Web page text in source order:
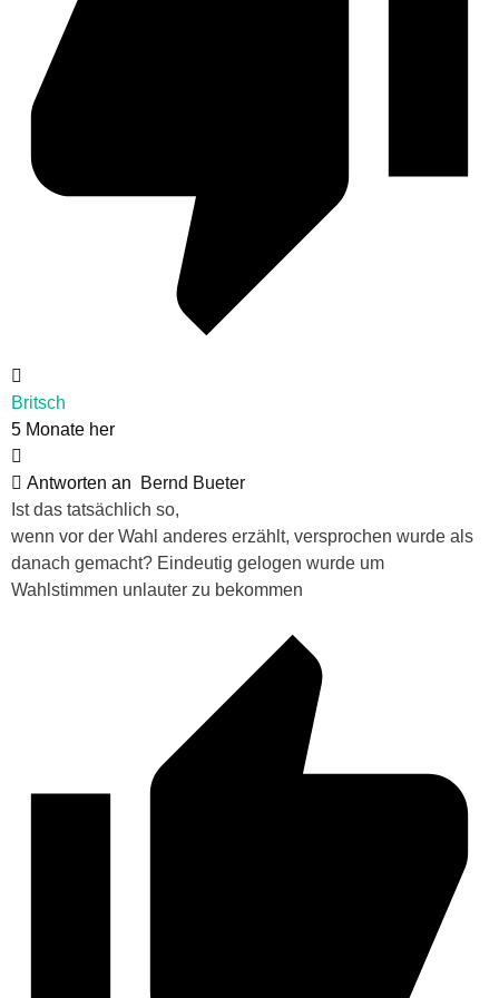
Britsch
5 Monate her
Antworten an
Bernd Bueter
Ist das tatsächlich so,
wenn vor der Wahl anderes erzählt, versprochen wurde als
danach gemacht? Eindeutig gelogen wurde um
Wahlstimmen unlauter zu bekommen